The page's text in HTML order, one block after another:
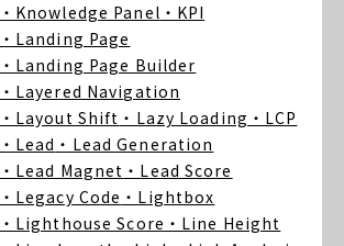
・Knowledge Panel ・KPI
・Landing Page
・Landing Page Builder
・Layered Navigation
・Layout Shift ・Lazy Loading ・LCP
・Lead ・Lead Generation
・Lead Magnet ・Lead Score
・Legacy Code ・Lightbox
・Lighthouse Score ・Line Height